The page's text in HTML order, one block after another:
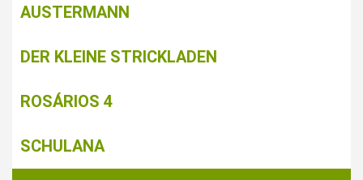
AUSTERMANN
DER KLEINE STRICKLADEN
ROSÁRIOS 4
SCHULANA